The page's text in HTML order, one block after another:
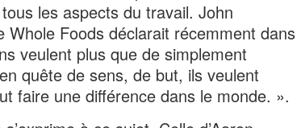
les aspects du travail. John
Whole Foods déclarait récemment dans
veulent plus que de simplement
quête de sens, de but, ils veulent
faire une différence dans le monde. ».